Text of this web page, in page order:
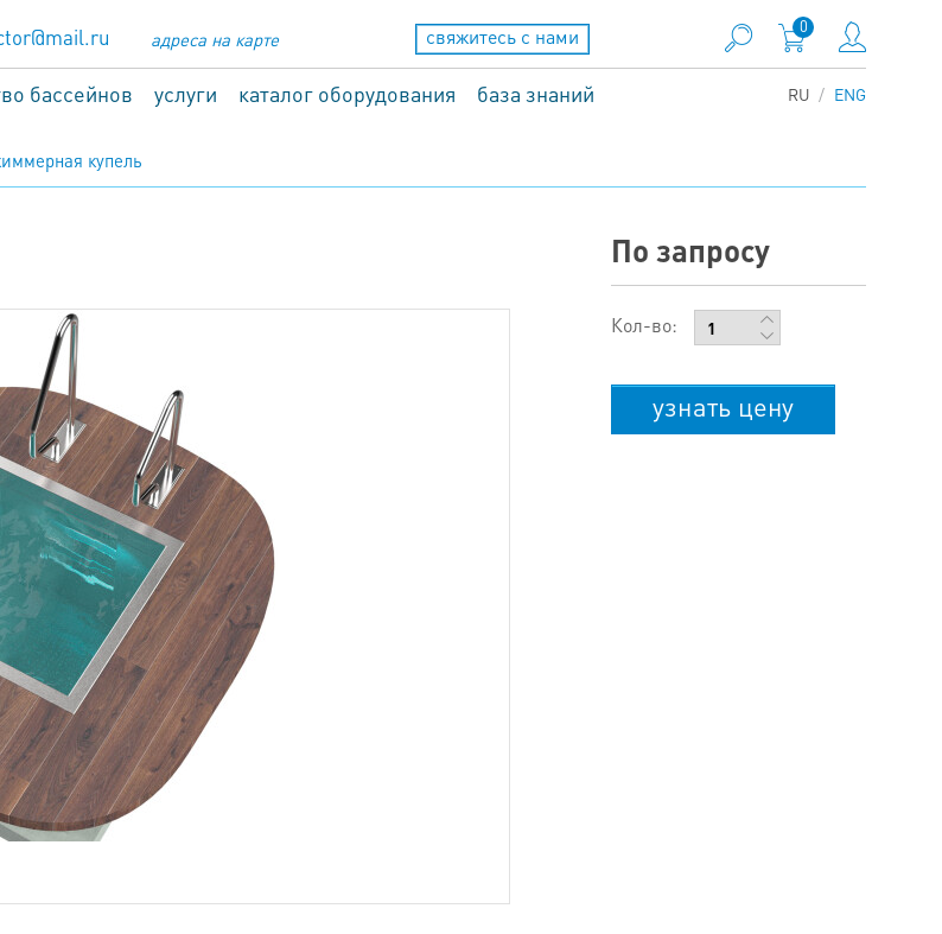
адреса на карте
0
свяжитесь с нами
бассейнов услуги каталог оборудования база знаний RU ENG
купель
По запросу
Кол-во:
узнать цену